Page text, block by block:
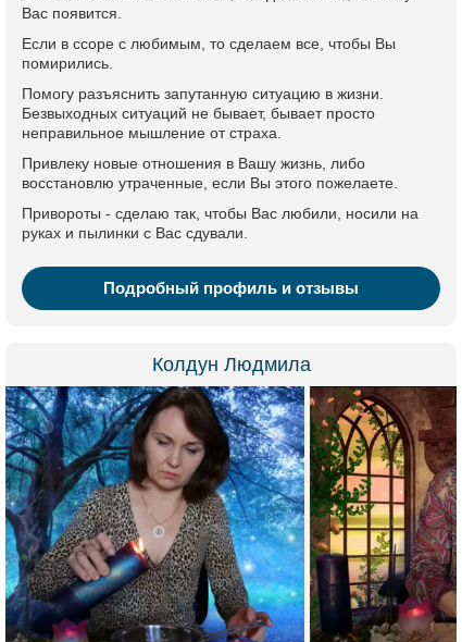
Вас появится.
Если в ссоре с любимым, то сделаем все, чтобы Вы
помирились.
Помогу разъяснить запутанную ситуацию в жизни.
Безвыходных ситуаций не бывает, бывает просто
неправильное мышление от страха.
Привлеку новые отношения в Вашу жизнь, либо
восстановлю утраченные, если Вы этого пожелаете.
Привороты - сделаю так, чтобы Вас любили, носили на
руках и пылинки с Вас сдували.
Подробный профиль и отзывы
Колдун Людмила